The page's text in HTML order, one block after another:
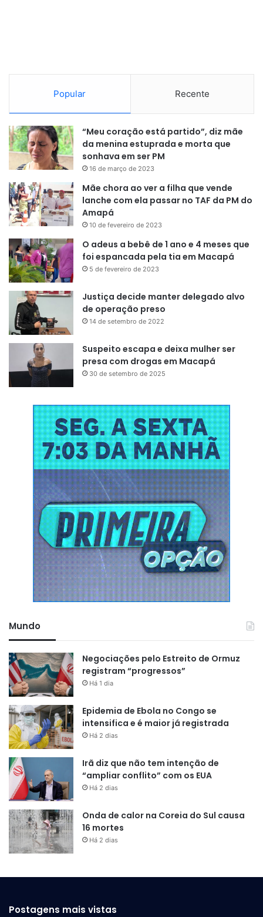
Popular Recente
“Meu coração está partido”, diz mãe
da menina estuprada e morta que
sonhava em ser PM
16 de março de 2023
Mãe chora ao ver a filha que vende
lanche com ela passar no TAF da PM do
Amapá
10 de fevereiro de 2023
O adeus a bebê de 1 ano e 4 meses que
foi espancada pela tia em Macapá
5 de fevereiro de 2023
Justiça decide manter delegado alvo
de operação preso
14 de setembro de 2022
Suspeito escapa e deixa mulher ser
presa com drogas em Macapá
30 de setembro de 2025
Mundo
Negociações pelo Estreito de Ormuz
registram “progressos”
Há 1 dia
Epidemia de Ebola no Congo se
intensifica e é maior já registrada
Há 2 dias
Irã diz que não tem intenção de
“ampliar conflito” com os EUA
Há 2 dias
Onda de calor na Coreia do Sul causa
16 mortes
Há 2 dias
Postagens mais vistas